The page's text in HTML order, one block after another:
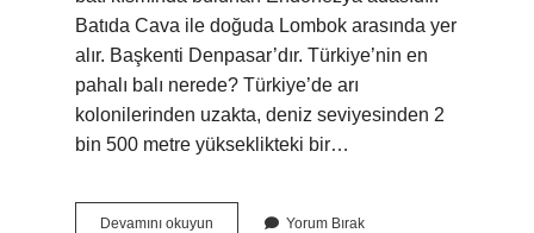
Batıda Cava ile doğuda Lombok arasında yer
alır. Başkenti Denpasar’dır. Türkiye’nin en
pahalı balı nerede? Türkiye’de arı
kolonilerinden uzakta, deniz seviyesinden 2
bin 500 metre yükseklikteki bir…
Devamını okuyun Yorum Bırak